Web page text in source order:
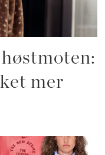
mer